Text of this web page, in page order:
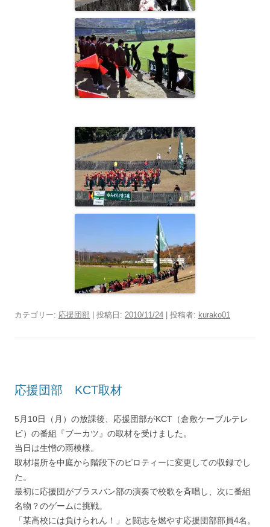
カテゴリー: 応援団部 | 投稿日: 2010/11/24 投稿者: kurako01
応援団部 KCT取材
5月10日（月）の放課後、応援団部がKCT（倉敷ケーブルテレ
ビ）の番組『ブーカツ』の取材を受けました。
当日は生憎の雨模様。
取材場所を中庭から階段下のピロティーに変更しての収録でし
た。
最初に応援団がブラスバン部の演奏で校歌を斉唱し、次に番組
名物？のゲームに挑戦。
「某高校には負けられん！」と闘志を燃やす応援団部部員4名。